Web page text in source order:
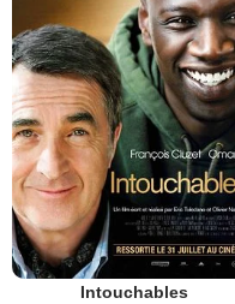
Intouchables